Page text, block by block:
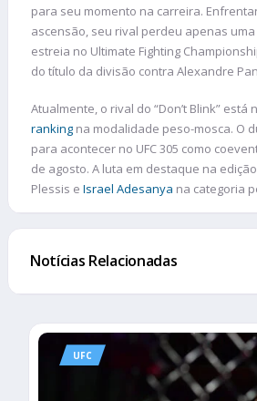
para seu momento na carreira.
ascensão, seu rival perdeu apenas
estreia no Ultimate Fighting
do título da divisão contra Alexandre
Atualmente, o rival do “Don’t Blink” está
ranking na modalidade peso-mosca. O
para acontecer no UFC 305 como
de agosto. A luta em destaque na
Plessis e Israel Adesanya na categoria
Notícias Relacionadas
UFC